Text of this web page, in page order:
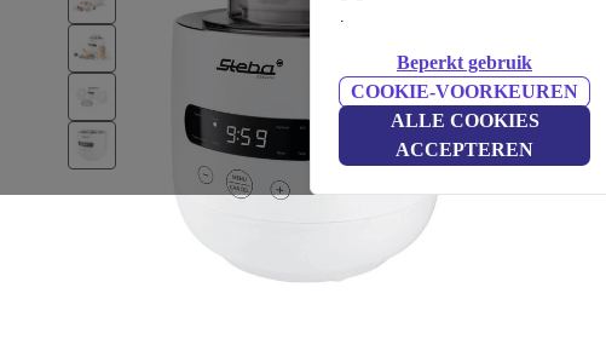
.
Beperkt gebruik
COOKIE-VOORKEUREN
ALLE COOKIES
ACCEPTEREN